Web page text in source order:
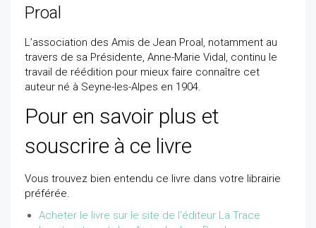
Proal
L’association des Amis de Jean Proal, notamment au
travers de sa Présidente, Anne-Marie Vidal, continu le
travail de réédition pour mieux faire connaître cet
auteur né à Seyne-les-Alpes en 1904.
Pour en savoir plus et
souscrire à ce livre
Vous trouvez bien entendu ce livre dans votre librairie
préférée.
Acheter le livre sur le site de l'éditeur La Trace